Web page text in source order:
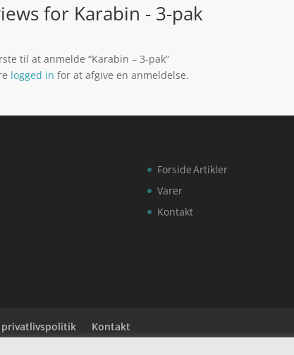
for Karabin - 3-pak
til at anmelde “Karabin – 3-pak”
logged in for at afgive en anmeldelse.
Forside
Varer
Kontakt
Artikler
privatlivspolitik Kontakt